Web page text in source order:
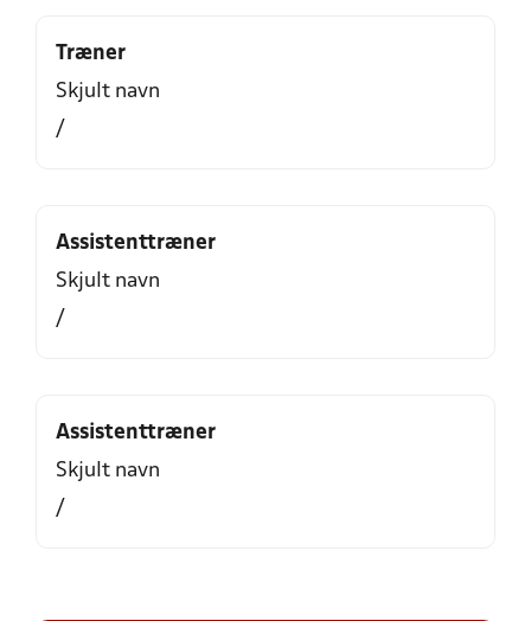
Træner
Skjult navn
/
Assistenttræner
Skjult navn
/
Assistenttræner
Skjult navn
/